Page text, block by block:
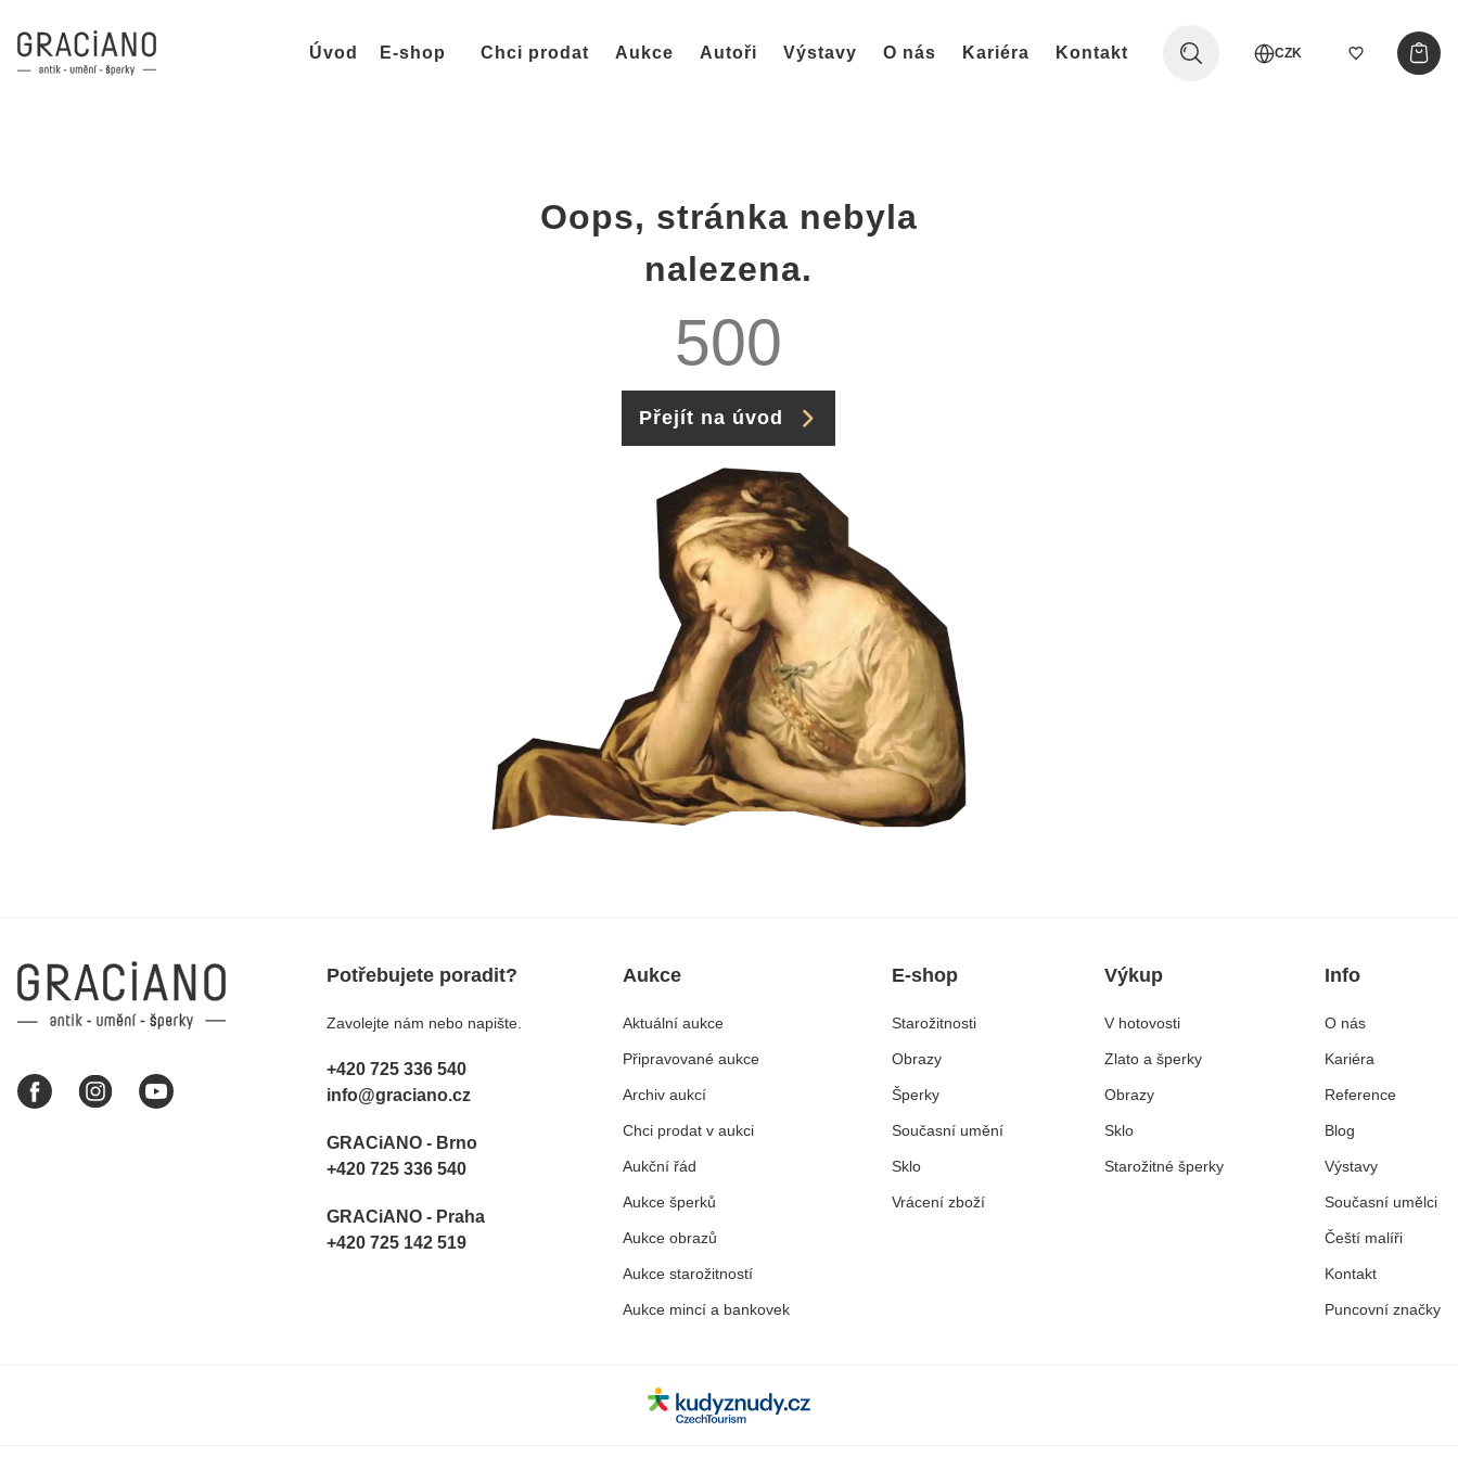
Úvod E-shop Chci prodat Aukce Autoři Výstavy O nás Kariéra Kontakt CZK
Oops, stránka nebyla
nalezena.
500
Přejít na úvod
Potřebujete poradit?
Zavolejte nám nebo napište.
+420 725 336 540
info@graciano.cz
GRACiANO - Brno
+420 725 336 540
GRACiANO - Praha
+420 725 142 519
Aukce
Aktuální aukce
Připravované aukce
Archiv aukcí
Chci prodat v aukci
Aukční řád
Aukce šperků
Aukce obrazů
Aukce starožitností
Aukce mincí a bankovek
E-shop
Starožitnosti
Obrazy
Šperky
Současní umění
Sklo
Vrácení zboží
Výkup
V hotovosti
Zlato a šperky
Obrazy
Sklo
Starožitné šperky
Info
O nás
Kariéra
Reference
Blog
Výstavy
Současní umělci
Čeští malíři
Kontakt
Puncovní značky